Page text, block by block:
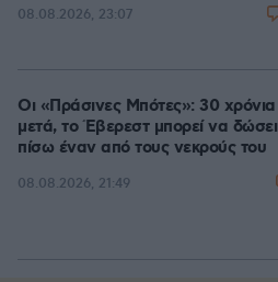
08.08.2026, 23:07
Οι «Πράσινες Μπότες»: 30 χρόνια
μετά, το Έβερεστ μπορεί να δώσει
πίσω έναν από τους νεκρούς του
08.08.2026, 21:49